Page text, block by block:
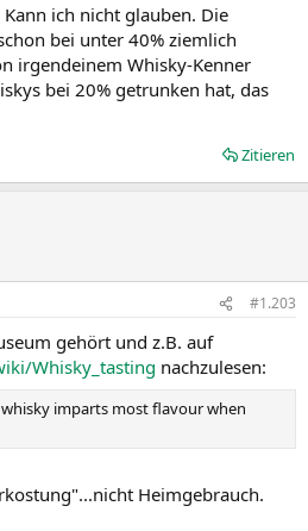
ich nicht glauben. Die
bei unter 40% ziemlich
irgendeinem Whisky-Kenner
bei 20% getrunken hat, das
Zitieren
#1.203
gehört und z.B. auf
Whisky_tasting nachzulesen:
imparts most flavour when
Heimgebrauch.